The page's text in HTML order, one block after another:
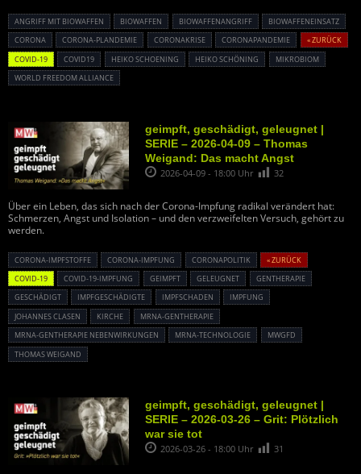
ANGRIFF MIT BIOWAFFEN BIOWAFFEN BIOWAFFENANGRIFF
BIOWAFFENEINSATZ
CORONA
CORONA-PLANDEMIE CORONAKRISE CORONAPANDEMIE
« ZURÜCK
COVID-19
COVID19 HEIKO SCHOENING HEIKO SCHÖNING
MIKROBIOM
WORLD FREEDOM ALLIANCE
geimpft, geschädigt, geleugnet |
SERIE – 2026-04-09 – Thomas
Weigand: Das macht Angst
2026-04-09 - 18:00 Uhr 32
Über ein Leben, das sich nach der Corona-Impfung radikal verändert hat:
Schmerzen, Angst und Isolation – und den verzweifelten Versuch, gehört zu
werden.
CORONA-IMPFSTOFFE CORONA-IMPFUNG CORONAPOLITIK
« ZURÜCK
COVID-19
COVID-19-IMPFUNG GEIMPFT GELEUGNET
GENTHERAPIE
GESCHÄDIGT
IMPFGESCHÄDIGTE IMPFSCHADEN
IMPFUNG
JOHANNES CLASEN
KIRCHE
MRNA-GENTHERAPIE
MRNA-GENTHERAPIE NEBENWIRKUNGEN
MRNA-TECHNOLOGIE
MWGFD
THOMAS WEIGAND
geimpft, geschädigt, geleugnet |
SERIE – 2026-03-26 – Grit: Plötzlich
war sie tot
2026-03-26 - 18:00 Uhr 31